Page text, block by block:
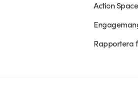
Action
Rapportera